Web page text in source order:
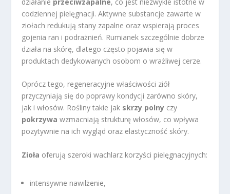
codziennej pielęgnacji. Aktywne substancje zawarte w
ziołach redukują stany zapalne oraz wspierają proces
gojenia ran i podrażnień. Rumianek szczególnie dobrze
działa na skórę, dlatego często pojawia się w
produktach dedykowanych osobom o wrażliwej cerze.
Oprócz tego, regeneracyjne właściwości ziół
przyczyniają się do poprawy kondycji zarówno skóry,
jak i włosów. Rośliny takie jak skrzy polny czy
pokrzywa wzmacniają strukturę włosów, co wpływa
pozytywnie na ich wygląd oraz elastyczność skóry.
Zioła oferują szeroki wachlarz korzyści pielęgnacyjnych:
intensywne nawilżenie,